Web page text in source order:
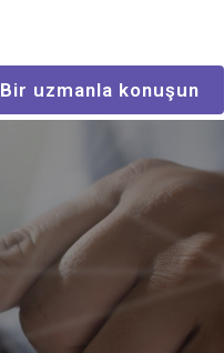
Bir uzmanla konuşun